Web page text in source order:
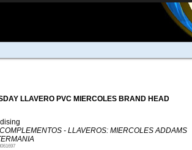
LLAVERO PVC MIERCOLES BRAND HEAD
- LLAVEROS: MIERCOLES ADDAMS